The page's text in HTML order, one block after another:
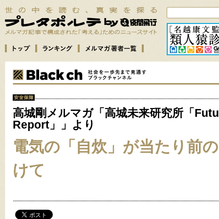
高城剛メルマガ「高城未来研究所「
Report」」より
電気の「自炊」が当たり前
けて